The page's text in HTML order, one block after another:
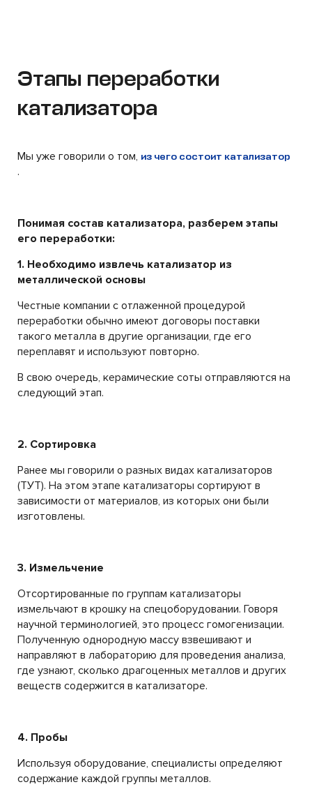
Этапы переработки
катализатора
Мы уже говорили о том, из чего состоит катализатор
.
Понимая состав катализатора, разберем этапы
его переработки:
1. Необходимо извлечь катализатор из
металлической основы
Честные компании с отлаженной процедурой
переработки обычно имеют договоры поставки
такого металла в другие организации, где его
переплавят и используют повторно.
В свою очередь, керамические соты отправляются на
следующий этап.
2. Сортировка
Ранее мы говорили о разных видах катализаторов
(ТУТ). На этом этапе катализаторы сортируют в
зависимости от материалов, из которых они были
изготовлены.
3. Измельчение
Отсортированные по группам катализаторы
измельчают в крошку на спецоборудовании. Говоря
научной терминологией, это процесс гомогенизации.
Полученную однородную массу взвешивают и
направляют в лабораторию для проведения анализа,
где узнают, сколько драгоценных металлов и других
веществ содержится в катализаторе.
4. Пробы
Используя оборудование, специалисты определяют
содержание каждой группы металлов.